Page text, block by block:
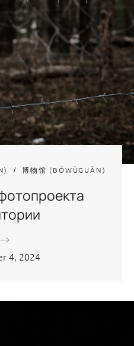
博物馆 (BÓWÙGUǍN)
4, 2024